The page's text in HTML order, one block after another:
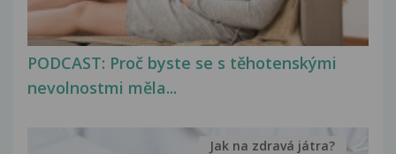
PODCAST: Proč byste se s těhotenskými
nevolnostmi měla...
Jak na zdravá játra?